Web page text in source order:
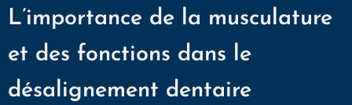
L’importance de la musculature
et des fonctions dans le
désalignement dentaire